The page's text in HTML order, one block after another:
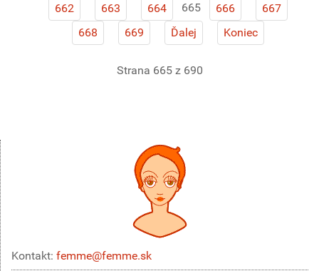
662
663 664 665 666
667
668
669 Ďalej Koniec
Strana 665 z 690
Kontakt: femme@femme.sk